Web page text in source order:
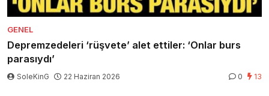
GENEL
Depremzedeleri ‘rüşvete’ alet ettiler: ‘Onlar burs
parasıydı’
SoleKinG 22 Haziran 2026 0 13